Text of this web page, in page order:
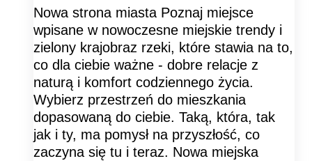
Nowa strona miasta Poznaj miejsce
wpisane w nowoczesne miejskie trendy i
zielony krajobraz rzeki, które stawia na to,
co dla ciebie ważne - dobre relacje z
naturą i komfort codziennego życia.
Wybierz przestrzeń do mieszkania
dopasowaną do ciebie. Taką, która, tak
jak i ty, ma pomysł na przyszłość, co
zaczyna się tu i teraz. Nowa miejska